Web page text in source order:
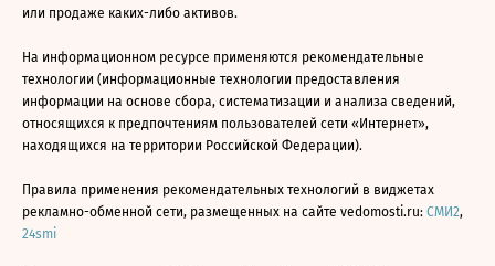
или продаже каких-либо активов.
На информационном ресурсе применяются рекомендательные
технологии (информационные технологии предоставления
информации на основе сбора, систематизации и анализа сведений,
относящихся к предпочтениям пользователей сети «Интернет»,
находящихся на территории Российской Федерации).
Правила применения рекомендательных технологий в виджетах
рекламно-обменной сети, размещенных на сайте vedomosti.ru: СМИ2,
24smi